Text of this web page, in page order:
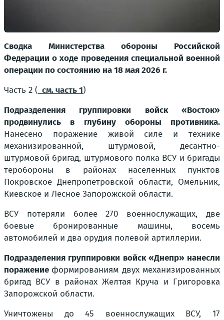
Сводка Министерства обороны Российской
Федерации о ходе проведения специальной военной
операции по состоянию на 18 мая 2026 г.
Часть 2 ( см. часть 1)
Подразделения группировки войск «Восток»
продвинулись в глубину обороны противника.
Нанесено поражение живой силе и технике
механизированной, штурмовой, десантно-
штурмовой бригад, штурмового полка ВСУ и бригады
теробороны в районах населенных пунктов
Покровское Днепропетровской области, Омельник,
Киевское и Лесное Запорожской области.
ВСУ потеряли более 270 военнослужащих, две
боевые бронированные машины, восемь
автомобилей и два орудия полевой артиллерии.
Подразделения группировки войск «Днепр» нанесли
поражение формированиям двух механизированных
бригад ВСУ в районах Желтая Круча и Григоровка
Запорожской области.
Уничтожены до 45 военнослужащих ВСУ, 17